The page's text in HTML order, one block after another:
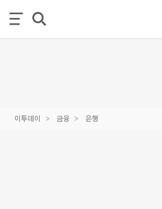
이투데이 금융 은행